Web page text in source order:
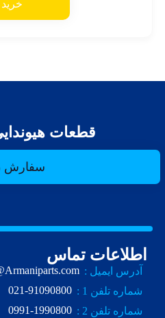
خرید
قطعات
سفارش
اطلاعات تماس
آدرس ایمیل :
شماره تلفن 1 :
021-91090800
شماره تلفن 2 :
0991-1990800